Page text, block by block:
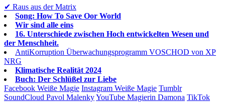
✔︎ Raus aus der Matrix
Song: How To Save Oor World
Wir sind alle eins
16. Unterschiede zwischen Hoch entwickelten Wesen und
der Menschheit.
AntiKorruption Überwachungsprogramm VOSCHOD von XP
NRG
Klimatische Realität 2024
Buch: Der Schlüßel zur Liebe
Facebook Weiße Magie Instagram Weiße Magie Tumblr
SoundCloud Pavol MalenkyYouTube Magierin Damona TikTok